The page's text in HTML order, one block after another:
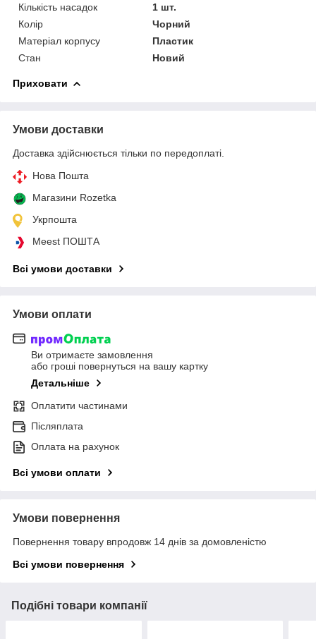
Кількість насадок
1 шт.
Колір
Чорний
Матеріал корпусу
Пластик
Стан
Новий
Приховати
Умови доставки
Доставка здійснюється тільки по передоплаті.
Нова Пошта
Магазини Rozetka
Укрпошта
Meest ПОШТА
Всі умови доставки
Умови оплати
Ви отримаєте замовлення
або гроші повернуться на вашу картку
Детальніше
Оплатити частинами
Післяплата
Оплата на рахунок
Всі умови оплати
Умови повернення
Повернення товару впродовж 14 днів за домовленістю
Всі умови повернення
Подібні товари компанії